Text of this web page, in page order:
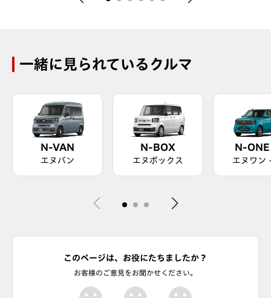
一緒に見られているクルマ
N-VAN
エヌバン
N-BOX
エヌボックス
N-
エヌワン
このページは、お役にたちましたか？
お客様のご意見をお聞かせください。